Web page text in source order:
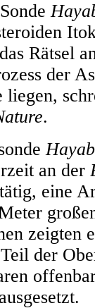
Rätsel
der
.
an der
eine
zeigten
der